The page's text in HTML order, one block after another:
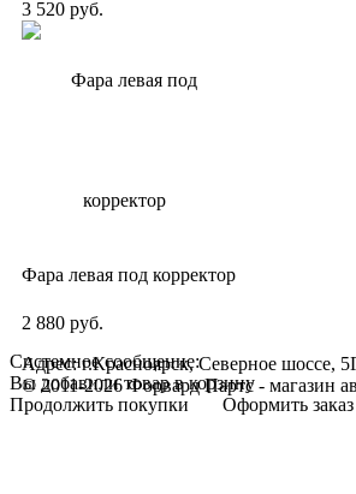
3 520 руб.
Фара левая под корректор
2 880 руб.
Адрес: г.Красноярск, Северное шоссе,
© 2011-2026 Форвард Партс - магазин
Системное сообщение:
Вы добавили товар в корзину
Продолжить покупки
Оформить заказ